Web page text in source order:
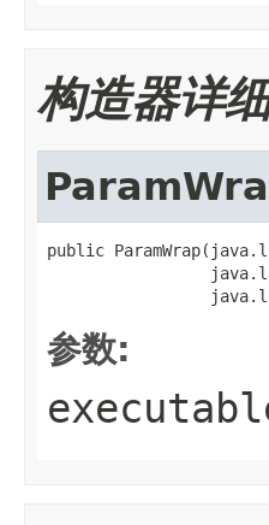
构造器详
public
参数: